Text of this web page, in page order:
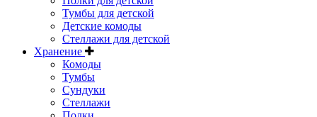
Тумбы для детской
Детские комоды
Стеллажи для детской
Хранение
Комоды
Тумбы
Сундуки
Стеллажи